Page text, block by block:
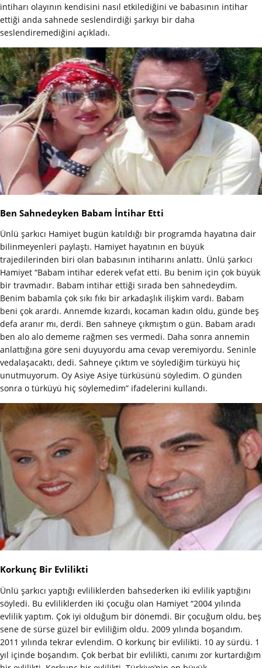
intiharı olayının kendisini nasıl etkilediğini ve babasının intihar
ettiği anda sahnede seslendirdiği şarkıyı bir daha
seslendiremediğini açıkladı.
Ben Sahnedeyken Babam İntihar Etti
Ünlü şarkıcı Hamiyet bugün katıldığı bir programda hayatına dair
bilinmeyenleri paylaştı. Hamiyet hayatının en büyük
trajedilerinden biri olan babasının intiharını anlattı. Ünlü şarkıcı
Hamiyet “Babam intihar ederek vefat etti. Bu benim için çok büyük
bir travmadır. Babam intihar ettiği sırada ben sahnedeydim.
Benim babamla çok sıkı fıkı bir arkadaşlık ilişkim vardı. Babam
beni çok arardı. Annemde kızardı, kocaman kadın oldu, günde beş
defa aranır mı, derdi. Ben sahneye çıkmıştım o gün. Babam aradı
ben alo alo dememe rağmen ses vermedi. Daha sonra annemin
anlattığına göre seni duyuyordu ama cevap veremiyordu. Seninle
vedalaşacaktı, dedi. Sahneye çıktım ve söylediğim türküyü hiç
unutmuyorum. Oy Asiye Asiye türküsünü söyledim. O günden
sonra o türküyü hiç söylemedim” ifadelerini kullandı.
Korkunç Bir Evlilikti
Ünlü şarkıcı yaptığı evliliklerden bahsederken iki evlilik yaptığını
söyledi. Bu evliliklerden iki çocuğu olan Hamiyet “2004 yılında
evlilik yaptım. Çok iyi olduğum bir dönemdi. Bir çocuğum oldu, beş
sene de sürse güzel bir evliliğim oldu. 2009 yılında boşandım.
2011 yılında tekrar evlendim. O korkunç bir evlilikti. 10 ay sürdü. 1
yıl içinde boşandım. Çok berbat bir evlilikti, canımı zor kurtardığım